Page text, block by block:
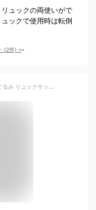
ュックの両使いがで
ックで使用時は転倒
(2件) >
ジブリ グッズ となりのトトロ ぬいぐるみ リュックサック 大トトロ笑い 大(L) スタジオジブリ ジブリ グッズ ととろ トトロ ぬいぐるみ リュック